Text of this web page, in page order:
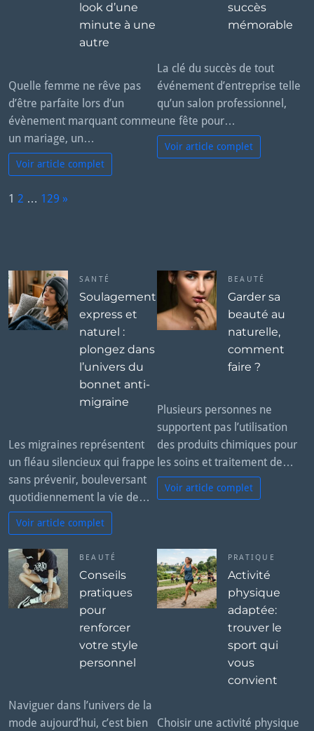
look d’une
minute à une
autre
Quelle femme ne rêve pas
d’être parfaite lors d’un
évènement marquant comme
un mariage, un…
Voir article complet
succès
mémorable
La clé du succès de tout
événement d’entreprise telle
qu’un salon professionnel,
une fête pour…
Voir article complet
P
1 2 … 129 »
SANTÉ
Soulagement
express et
naturel :
plongez dans
l’univers du
bonnet anti-
migraine
Les migraines représentent
un fléau silencieux qui frappe
sans prévenir, bouleversant
quotidiennement la vie de…
Voir article complet
BEAUTÉ
Garder sa
beauté au
naturelle,
comment
faire ?
Plusieurs personnes ne
supportent pas l’utilisation
des produits chimiques pour
les soins et traitement de…
Voir article complet
BEAUTÉ
Conseils
pratiques
pour
renforcer
votre style
personnel
Naviguer dans l’univers de la
mode aujourd’hui, c’est bien
PRATIQUE
Activité
physique
adaptée:
trouver le
sport qui
vous
convient
Choisir une activité physique